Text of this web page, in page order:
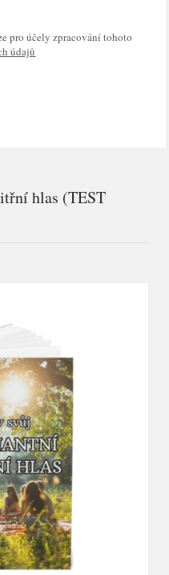
pro účely zpracování tohoto
údajů
hlas (TEST